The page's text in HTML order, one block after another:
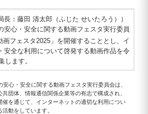
：藤田 清太郎（ふじた せいたろう））
安心・安全に関する動画フェスタ実行委員
画フェスタ2025」を開催することとし、イ
安全な利用について啓発する動画作品を令
します。
心・安全に関する動画フェスタ実行委員会は、
団体、情報通信関係企業等の有志で構成され、
催を通じて、インターネットの適切な利用につい
動をしています。